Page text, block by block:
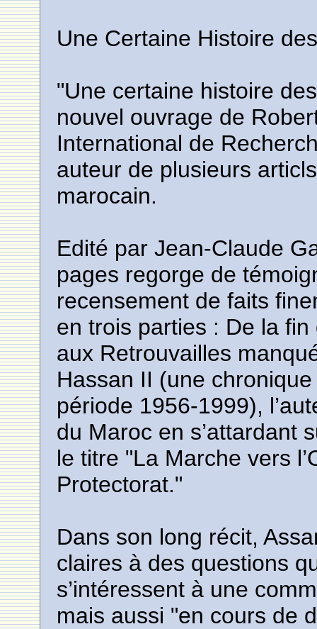
Une Certaine Histoire
"Une certaine histoire
nouvel ouvrage de
International de
auteur de plusieurs
marocain.
Edité par Jean-Claude
pages regorge de
recensement de faits
en trois parties : De la
aux Retrouvailles
Hassan II (une
période 1956-1999),
du Maroc en s’attardant
le titre "La Marche vers
Protectorat."
Dans son long récit,
claires à des questions
s’intéressent à une
mais aussi "en cours de